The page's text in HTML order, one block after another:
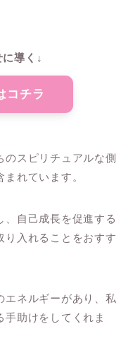
導く↓
コチラ
のスピリチュアルな側
れています。
、自己成長を促進する
り入れることをおすす
エネルギーがあり、私
手助けをしてくれま